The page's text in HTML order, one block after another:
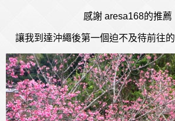
感謝 aresa168的推薦
讓我到達沖繩後第一個迫不及待前往